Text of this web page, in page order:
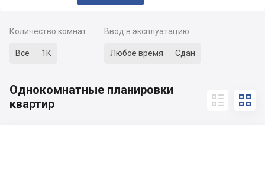
Количество комнат
Все 1К
Ввод в эксплуатацию
Любое время Сдан
Однокомнатные планировки
квартир
 